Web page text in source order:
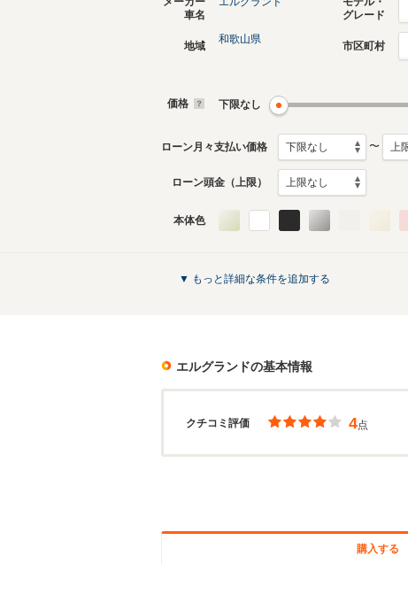
エルグランドのカタログを見る
車名
グレード
地域
和歌山県
市区町村
価格 下限なし
ローン月々支払い価格 〜
ローン頭金（上限）
本体色
▼ もっと詳細な条件を追加する
エルグランドの基本情報
クチコミ評価 4点
購入する